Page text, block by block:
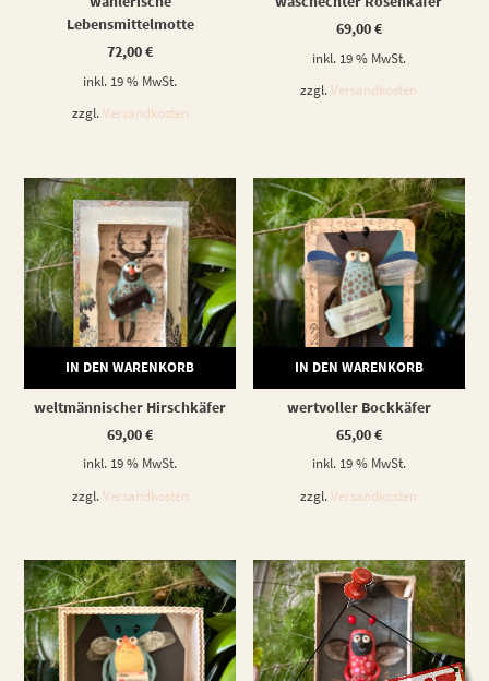
Lebensmittelmotte
72,00€
inkl. 19 % MwSt.
zzgl. Versandkosten
69,00€
inkl. 19 % MwSt.
zzgl.Versandkosten
IN DEN WARENKORB
weltmännischer Hirschkäfer
69,00€
inkl. 19 % MwSt.
zzgl. Versandkosten
IN DEN WARENKORB
wertvoller Bockkäfer
65,00€
inkl. 19 % MwSt.
zzgl.Versandkosten